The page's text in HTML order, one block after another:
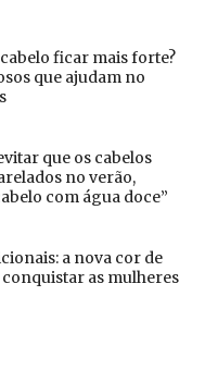
ficar mais forte?
que ajudam no
que os cabelos
no verão,
com água doce”
a nova cor de
as mulheres